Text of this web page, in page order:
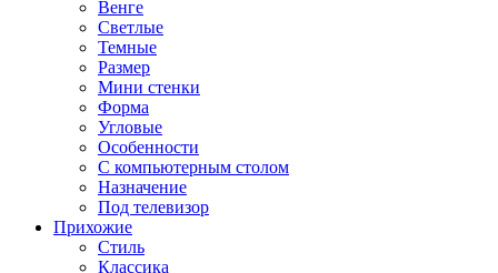
Венге
Светлые
Темные
Размер
Мини стенки
Форма
Угловые
Особенности
С компьютерным столом
Назначение
Под телевизор
Прихожие
Стиль
Классика